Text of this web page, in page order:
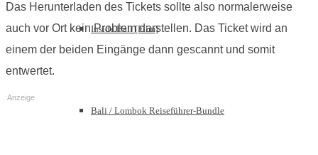
Inside Bali [Film]
Bali / Lombok Reiseführer-Bundle
Das Herunterladen des Tickets sollte also normalerweise
auch vor Ort kein Problem darstellen. Das Ticket wird an
einem der beiden Eingänge dann gescannt und somit
entwertet.
Anzeige